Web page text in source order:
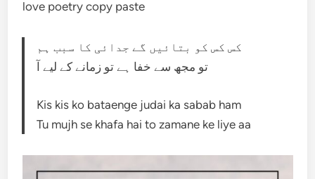
love poetry copy paste
کس کس کو بتائیں گے جدائی کا سبب ہم
تو مجھ سے خفا ہے تو زمانے کے لیے آ
Kis kis ko bataenge judai ka sabab ham
Tu mujh se khafa hai to zamane ke liye aa